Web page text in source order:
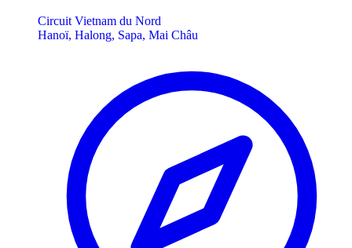
Circuit Vietnam du Nord
Hanoï, Halong, Sapa, Mai Châu